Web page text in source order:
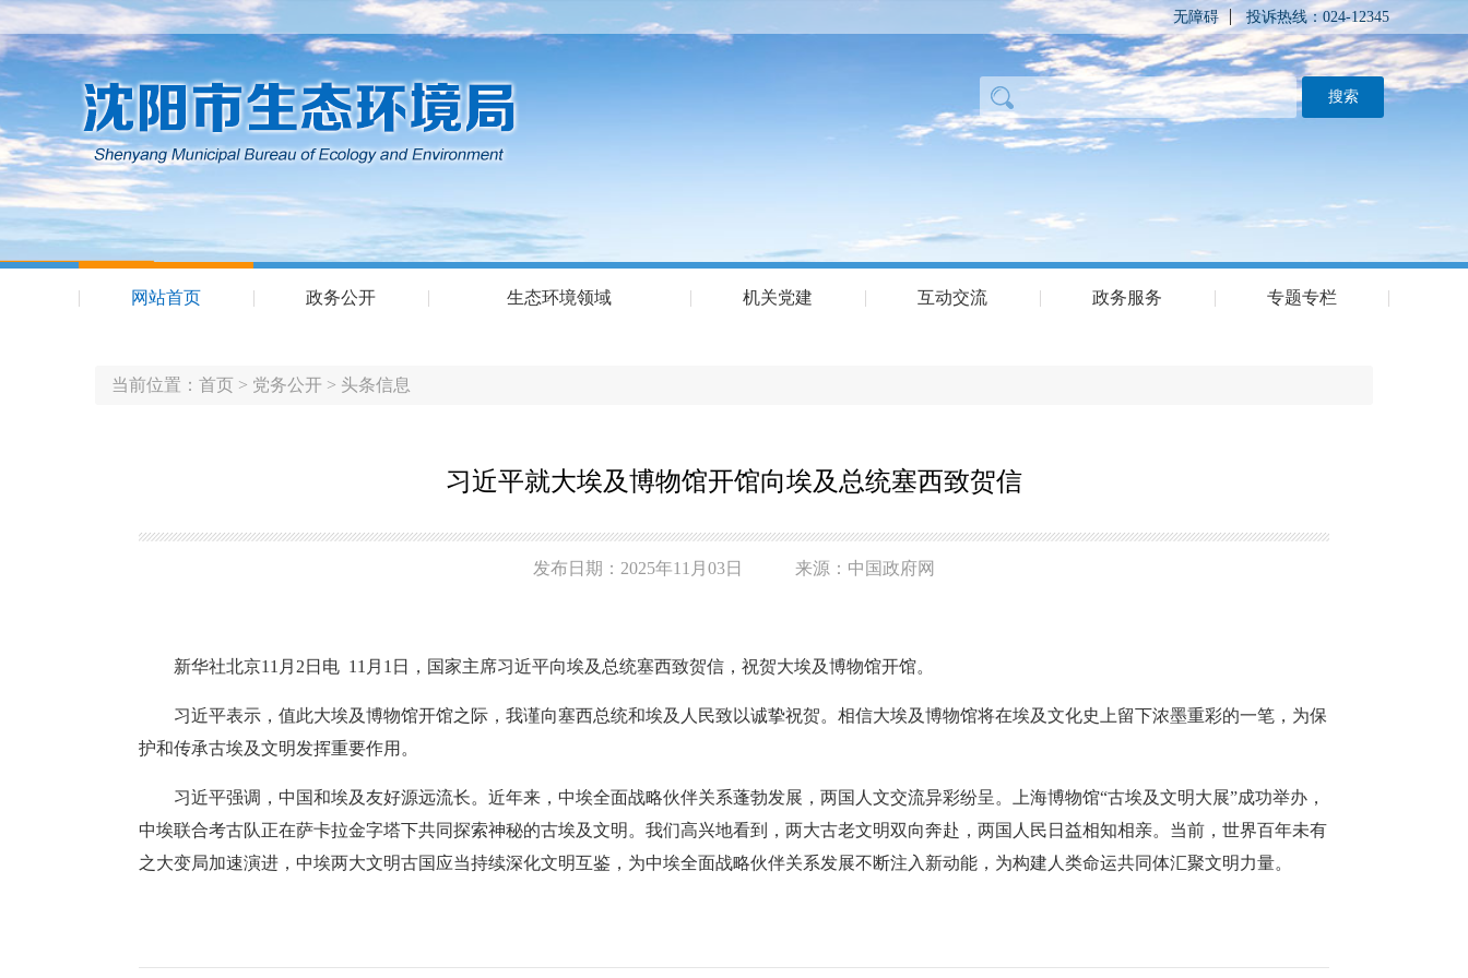
无障碍 投诉热线：024-12345
网站首页 政务公开 生态环境领域 机关党建 互动交流 政务服务 专题专栏
当前位置： 首页 > 党务公开 > 头条信息
习近平就大埃及博物馆开馆向埃及总统塞西致贺信
发布日期：2025年11月03日 来源：中国政府网
新华社北京11月2日电 11月1日，国家主席习近平向埃及总统塞西致贺信，祝贺大埃及博物馆开馆。
习近平表示，值此大埃及博物馆开馆之际，我谨向塞西总统和埃及人民致以诚挚祝贺。相信大埃及博物馆将在埃及文化史上留下浓墨重彩的一笔，为保
护和传承古埃及文明发挥重要作用。
习近平强调，中国和埃及友好源远流长。近年来，中埃全面战略伙伴关系蓬勃发展，两国人文交流异彩纷呈。上海博物馆“古埃及文明大展”成功举办，
中埃联合考古队正在萨卡拉金字塔下共同探索神秘的古埃及文明。我们高兴地看到，两大古老文明双向奔赴，两国人民日益相知相亲。当前，世界百年未有
之大变局加速演进，中埃两大文明古国应当持续深化文明互鉴，为中埃全面战略伙伴关系发展不断注入新动能，为构建人类命运共同体汇聚文明力量。